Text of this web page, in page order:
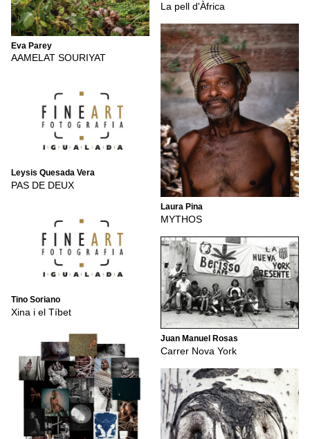
Eva Parey
AAMELAT SOURIYAT
Leysis Quesada Vera
PAS DE DEUX
Tino Soriano
Xina i el Tíbet
La pell d'Àfrica
Laura Pina
MYTHOS
Juan Manuel Rosas
Carrer Nova York